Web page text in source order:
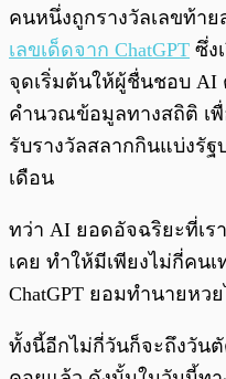
คนหนึ่งถูกรางวัลเลขท้าย
เลขเด็ดจาก ChatGPT ซึ่ง
จุดเริ่มต้นให้ผู้ชื่นชอบ AI
คำนวณข้อมูลทางสถิติ เ
รับรางวัลสลากกินแบ่งรั
เดือน
ทว่า AI ยอดอัจฉริยะที่เร
เคย ทำให้มีเพียงไม่กี่คน
ChatGPT ยอมทำนายหวย
ทั้งนี้อีกไม่กี่วันก็จะถึงวัน